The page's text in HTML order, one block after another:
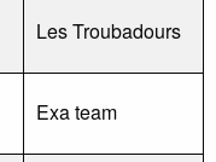
Les Troubadours
Exa team